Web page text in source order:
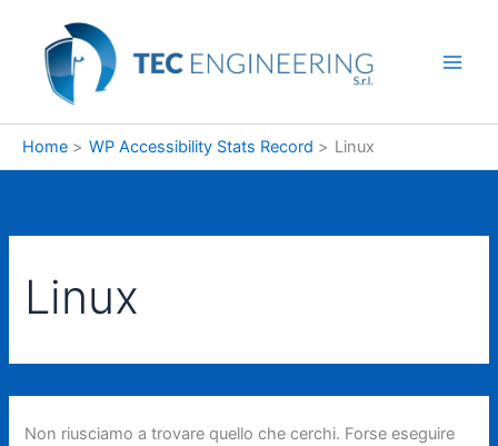
contenuto
Home WP Accessibility Stats Record Linux
Linux
Non riusciamo a trovare quello che cerchi. Forse eseguire